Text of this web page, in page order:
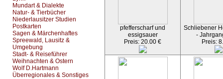
Mundart & Dialekte
Natur- & Tierbücher
Niederlausitzer Studien
Postkarten
Sagen & Märchenhaftes
Spreewald, Lausitz &
Umgebung
Stadt- & Reiseführer
Weihnachten & Ostern
Wolf D.Hartmann
Überregionales & Sonstiges
pfefferscharf und
essigsauer
Preis: 20.00 €
Schliebener
-
Preis: